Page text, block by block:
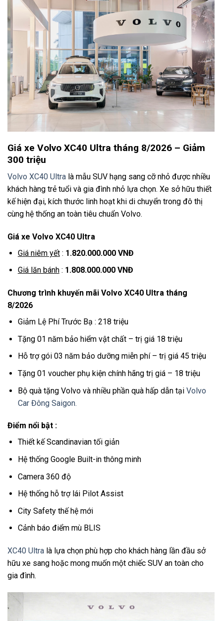
Giá xe Volvo XC40 Ultra tháng 8/2026 – Giảm
300 triệu
Volvo XC40 Ultra là mẫu SUV hạng sang cỡ nhỏ được nhiều
khách hàng trẻ tuổi và gia đình nhỏ lựa chọn. Xe sở hữu thiết
kế hiện đại, kích thước linh hoạt khi di chuyển trong đô thị
cùng hệ thống an toàn tiêu chuẩn Volvo.
Giá xe Volvo XC40 Ultra
Giá niêm yết: 1.820.000.000 VNĐ
Giá lăn bánh: 1.808.000.000 VNĐ
Chương trình khuyến mãi Volvo XC40 Ultra tháng
8/2026
Giảm Lệ Phí Trước Bạ : 218 triệu
Tặng 01 năm bảo hiểm vật chất – trị giá 18 triệu
Hỗ trợ gói 03 năm bảo dưỡng miễn phí – trị giá 45 triệu
Tặng 01 voucher phụ kiện chính hãng trị giá – 18 triệu
Bộ quà tặng Volvo và nhiều phần quà hấp dẫn tại Volvo
Car Đông Saigon.
Điểm nổi bật :
Thiết kế Scandinavian tối giản
Hệ thống Google Built-in thông minh
Camera 360 độ
Hệ thống hỗ trợ lái Pilot Assist
City Safety thế hệ mới
Cảnh báo điểm mù BLIS
XC40 Ultra là lựa chọn phù hợp cho khách hàng lần đầu sở
hữu xe sang hoặc mong muốn một chiếc SUV an toàn cho
gia đình.